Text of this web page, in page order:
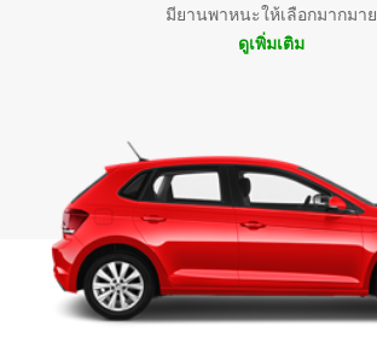
มียานพาหนะให้เลือกมากมาย
ดูเพิ่มเติม